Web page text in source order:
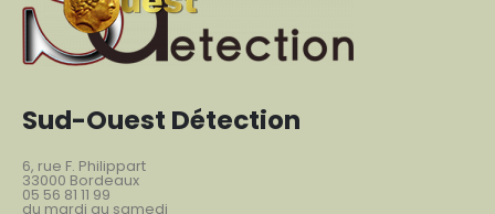
Sud-Ouest Détection
6, rue F. Philippart
33000 Bordeaux
05 56 81 11 99
du mardi au samedi